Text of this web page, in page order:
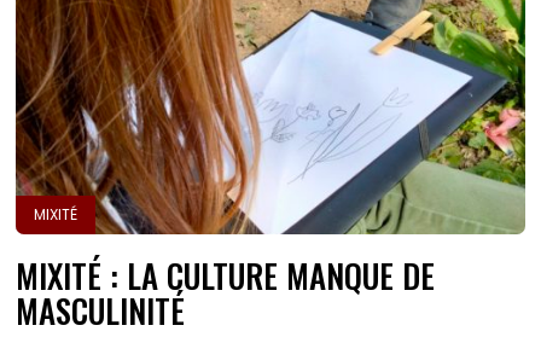
MIXITÉ
MIXITÉ : LA CULTURE MANQUE DE
MASCULINITÉ